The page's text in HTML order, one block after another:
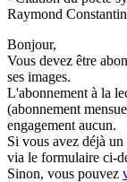
Raymond
Bonjour,
Vous devez être
ses images.
L'abonnement à la
(abonnement
engagement aucun.
Si vous avez déjà
via le formulaire ci-
Sinon, vous pouvez